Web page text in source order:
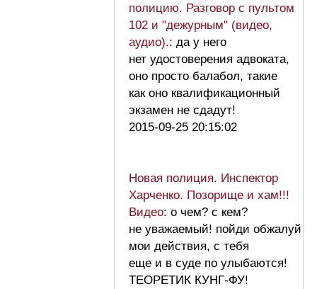
полицию. Разговор с пультом
102 и "дежурным" (видео,
аудио).: да у него
нет удостоверения адвоката,
оно просто балабол, такие
как оно квалификационный
экзамен не сдадут!
2015-09-25 20:15:02
Новая полиция. Инспектор
Харченко. Позорище и хам!!!
Видео: о чем? с кем?
не уважаемый! пойди обжалуй
мои действия, с тебя
еще и в суде по улыбаются!
ТЕОРЕТИК КУНГ-ФУ!